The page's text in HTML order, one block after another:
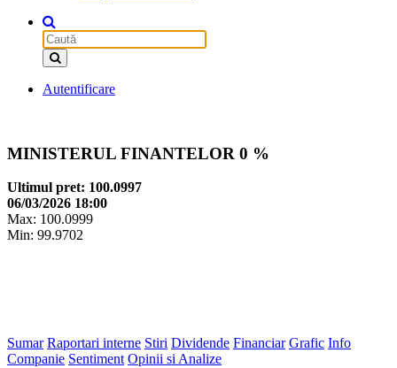
Autentificare
MINISTERUL FINANTELOR 0 %
Ultimul pret: 100.0997
06/03/2026 18:00
Max: 100.0999
Min: 99.9702
Sumar Raportari interne Stiri Dividende Financiar Grafic Info
Companie Sentiment Opinii si Analize